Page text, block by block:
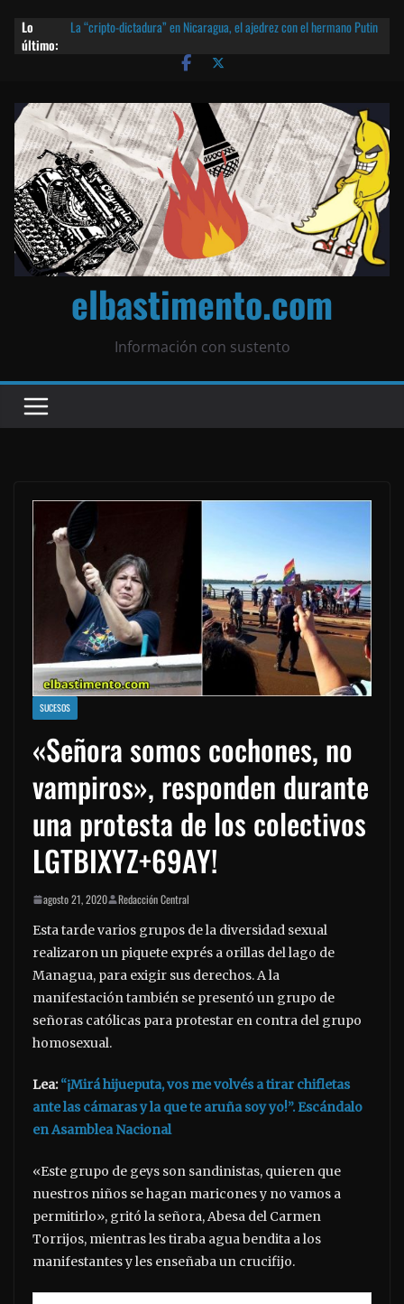
Lo
último:
La “cripto-dictadura” en Nicaragua, el ajedrez con el hermano Putin
Agarrá tu POLLO FRITO, vamos a la dictadura ETERNA | ¡O lo que
¡El partido único! Nicaragua, la Corea del Norte con queso frito y el
Batman de Matagalpa
Las mentiras del Cardenal Leopoldo Brenes con el Papa
¿Piratas de El Carmen en la India? El barco fantasma de Nicaragua |
¡O lo que queda!
elbastimento.com
Información con sustento
SUCESOS
«Señora somos cochones, no
vampiros», responden durante
una protesta de los colectivos
LGTBIXYZ+69AY!
agosto 21, 2020 Redacción Central
Esta tarde varios grupos de la diversidad sexual
realizaron un piquete exprés a orillas del lago de
Managua, para exigir sus derechos. A la
manifestación también se presentó un grupo de
señoras católicas para protestar en contra del grupo
homosexual.
Lea: “¡Mirá hijueputa, vos me volvés a tirar chifletas
ante las cámaras y la que te aruña soy yo!”. Escándalo
en Asamblea Nacional
«Este grupo de geys son sandinistas, quieren que
nuestros niños se hagan maricones y no vamos a
permitirlo», gritó la señora, Abesa del Carmen
Torrijos, mientras les tiraba agua bendita a los
manifestantes y les enseñaba un crucifijo.